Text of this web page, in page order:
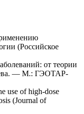
(Российское
от теории
— М.: ГЭОТАР-
use of high-dose
(Journal of